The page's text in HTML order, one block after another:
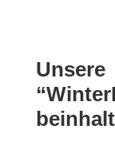
Unsere